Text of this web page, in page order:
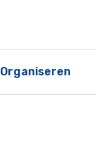
Organiseren